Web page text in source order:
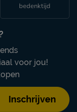
bedenktijd
voor jou!
Inschrijven